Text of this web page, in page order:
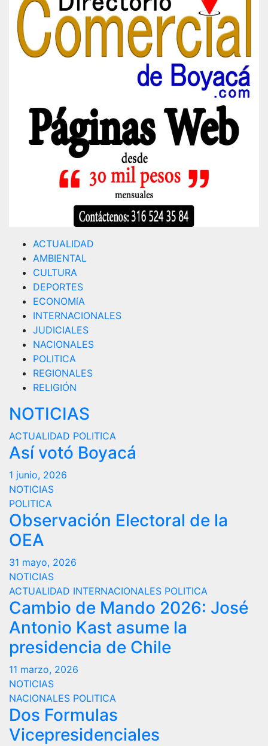
ACTUALIDAD
AMBIENTAL
CULTURA
DEPORTES
ECONOMíA
INTERNACIONALES
JUDICIALES
NACIONALES
POLITICA
REGIONALES
RELIGIÓN
NOTICIAS
ACTUALIDAD POLITICA
Así votó Boyacá
1 junio, 2026
NOTICIAS
POLITICA
Observación Electoral de la
OEA
31 mayo, 2026
NOTICIAS
ACTUALIDAD INTERNACIONALES POLITICA
Cambio de Mando 2026: José
Antonio Kast asume la
presidencia de Chile
11 marzo, 2026
NOTICIAS
NACIONALES POLITICA
Dos Formulas
Vicepresidenciales